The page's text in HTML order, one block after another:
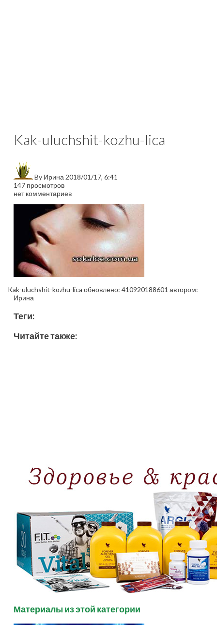
Kak-uluchshit-kozhu-lica
By Ирина 2018/01/17, 6:41
147 просмотров
нет комментариев
Kak-uluchshit-kozhu-lica обновлено: 410920188601 автором:
Ирина
Теги:
Читайте также:
Материалы из этой категории